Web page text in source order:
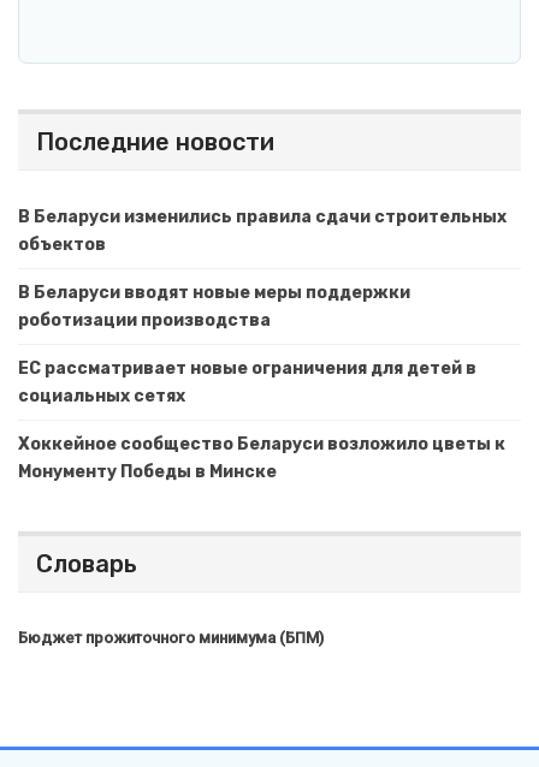
Последние новости
В Беларуси изменились правила сдачи строительных
объектов
В Беларуси вводят новые меры поддержки
роботизации производства
ЕС рассматривает новые ограничения для детей в
социальных сетях
Хоккейное сообщество Беларуси возложило цветы к
Монументу Победы в Минске
Словарь
Бюджет прожиточного минимума (БПМ)